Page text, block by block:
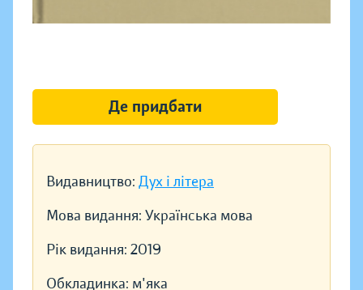
Видавництво: Дух і літера
Мова видання: Українська мова
Рік видання: 2019
Обкладинка: м'яка
Де придбати